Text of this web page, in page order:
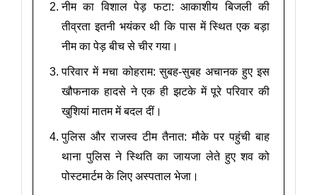
नीम का विशाल पेड़ फटा: आकाशीय बिजली की
तीव्रता इतनी भयंकर थी कि पास में स्थित एक बड़ा
नीम का पेड़ बीच से चीर गया।
परिवार में मचा कोहराम: सुबह-सुबह अचानक हुए इस
खौफनाक हादसे ने एक ही झटके में पूरे परिवार की
खुशियां मातम में बदल दीं।
पुलिस और राजस्व टीम तैनात: मौके पर पहुंची बाह
थाना पुलिस ने स्थिति का जायजा लेते हुए शव को
पोस्टमार्टम के लिए अस्पताल भेजा।